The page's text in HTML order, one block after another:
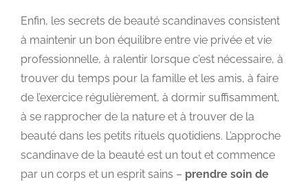
Enfin, les secrets de beauté scandinaves consistent
à maintenir un bon équilibre entre vie privée et vie
professionnelle, à ralentir lorsque c’est nécessaire, à
trouver du temps pour la famille et les amis, à faire
de l’exercice régulièrement, à dormir suffisamment,
à se rapprocher de la nature et à trouver de la
beauté dans les petits rituels quotidiens. L’approche
scandinave de la beauté est un tout et commence
par un corps et un esprit sains – prendre soin de